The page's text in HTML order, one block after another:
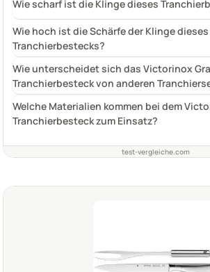
Wie scharf ist die Klinge dieses
Wie hoch ist die Schärfe der Klinge dieses
Tranchierbestecks?
Wie unterscheidet sich das Victorinox
Tranchierbesteck von anderen
Welche Materialien kommen bei dem
Tranchierbesteck zum Einsatz?
test-vergleiche.com